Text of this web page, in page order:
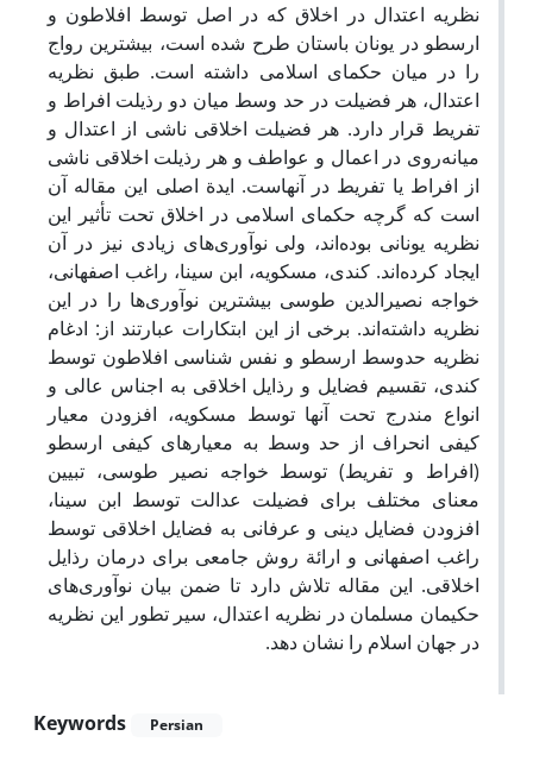
نظریه اعتدال در اخلاق که در اصل توسط افلاطون و
ارسطو در یونان باستان طرح شده است، بیشترین رواج
را در میان حکمای اسلامی داشته است. طبق نظریه
اعتدال، هر فضیلت در حد وسط میان دو رذیلت افراط و
تفریط قرار دارد. هر فضیلت اخلاقی ناشی از اعتدال و
میانه‌روی در اعمال و عواطف و هر رذیلت اخلاقی ناشی
از افراط یا تفریط در آنهاست. ایدة اصلی این مقاله آن
است که گرچه حکمای اسلامی در اخلاق تحت تأثیر این
نظریه یونانی بوده‌اند، ولی نوآوری‌های زیادی نیز در آن
ایجاد کرده‌اند. کندی، مسکویه، ابن سینا، راغب اصفهانی،
خواجه نصیرالدین طوسی بیشترین نوآوری‌ها را در این
نظریه داشته‌اند. برخی از این ابتکارات عبارتند از: ادغام
نظریه حدوسط ارسطو و نفس شناسی افلاطون توسط
کندی، تقسیم فضایل و رذایل اخلاقی به اجناس عالی و
انواع مندرج تحت آنها توسط مسکویه، افزودن معیار
کیفی انحراف از حد وسط به معیارهای کیفی ارسطو
(افراط و تفریط) توسط خواجه نصیر طوسی، تبیین
معنای مختلف برای فضیلت عدالت توسط ابن سینا،
افزودن فضایل دینی و عرفانی به فضایل اخلاقی توسط
راغب اصفهانی و ارائة روش جامعی برای درمان رذایل
اخلاقی. این مقاله تلاش دارد تا ضمن بیان نوآوری‌های
حکیمان مسلمان در نظریه اعتدال، سیر تطور این نظریه
در جهان اسلام را نشان دهد.
Keywords Persian